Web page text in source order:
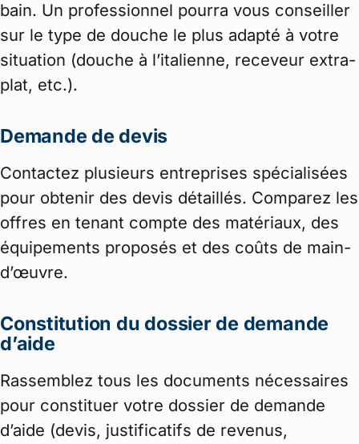
bain. Un professionnel pourra vous conseiller
sur le type de douche le plus adapté à votre
situation (douche à l’italienne, receveur extra-
plat, etc.).
Demande de devis
Contactez plusieurs entreprises spécialisées
pour obtenir des devis détaillés. Comparez les
offres en tenant compte des matériaux, des
équipements proposés et des coûts de main-
d’œuvre.
Constitution du dossier de demande
d’aide
Rassemblez tous les documents nécessaires
pour constituer votre dossier de demande
d’aide (devis, justificatifs de revenus,